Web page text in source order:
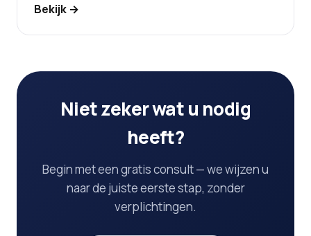
Bekijk →
Niet zeker wat u nodig
heeft?
Begin met een gratis consult — we wijzen u
naar de juiste eerste stap, zonder
verplichtingen.